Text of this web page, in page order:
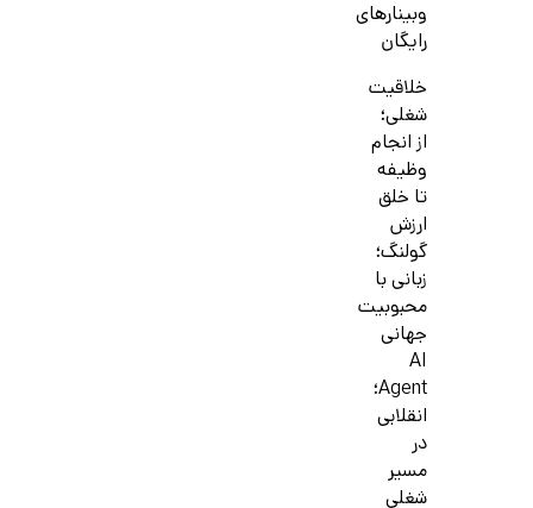
وبینارهای
رایگان
خلاقیت
شغلی؛
از انجام
وظیفه
تا خلق
ارزش
گولنگ؛
زبانی با
محبوبیت
جهانی
AI
Agent؛
انقلابی
در
مسیر
شغلی